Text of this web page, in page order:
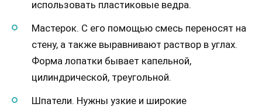
использовать пластиковые ведра.
Мастерок. С его помощью смесь переносят на
стену, а также выравнивают раствор в углах.
Форма лопатки бывает капельной,
цилиндрической, треугольной.
Шпатели. Нужны узкие и широкие